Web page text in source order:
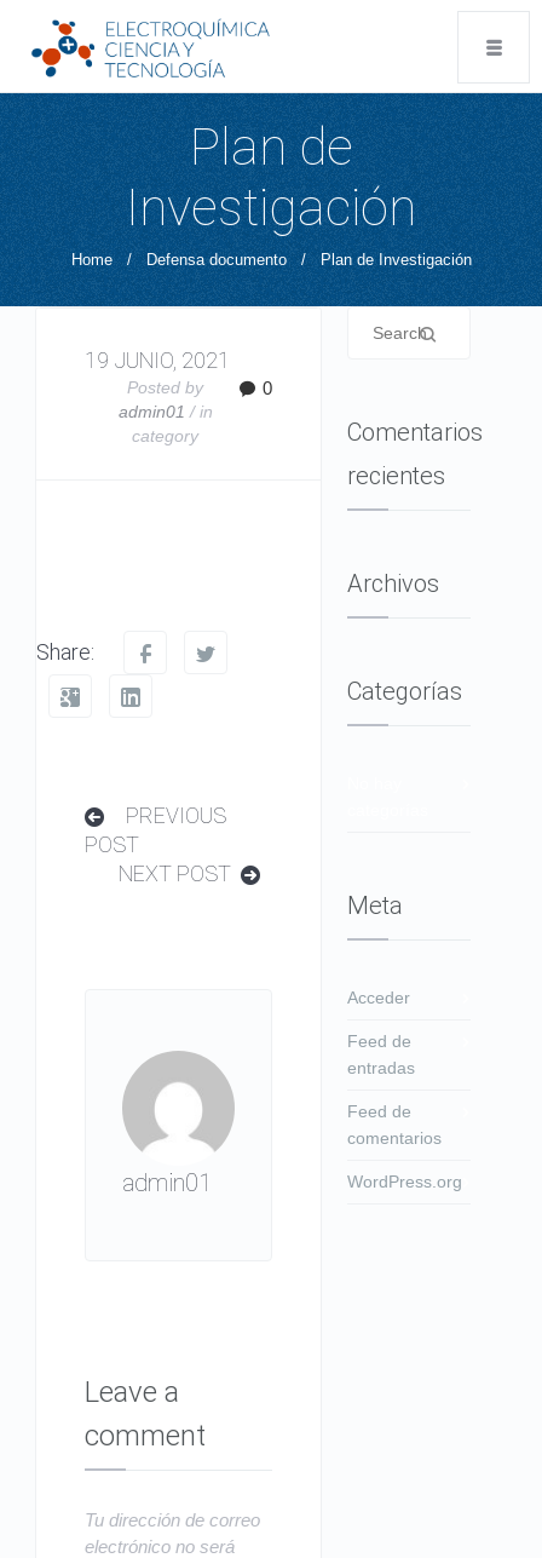
Plan de
Investigación
Home / Defensa documento / Plan de Investigación
19 JUNIO, 2021
Posted by
admin01 / in
category
0
Share:
PREVIOUS
POST
NEXT POST
admin01
Leave a
comment
Tu dirección de correo
electrónico no será
Comentarios
recientes
Archivos
Categorías
Meta
Acceder
Feed de
entradas
Feed de
comentarios
WordPress.org